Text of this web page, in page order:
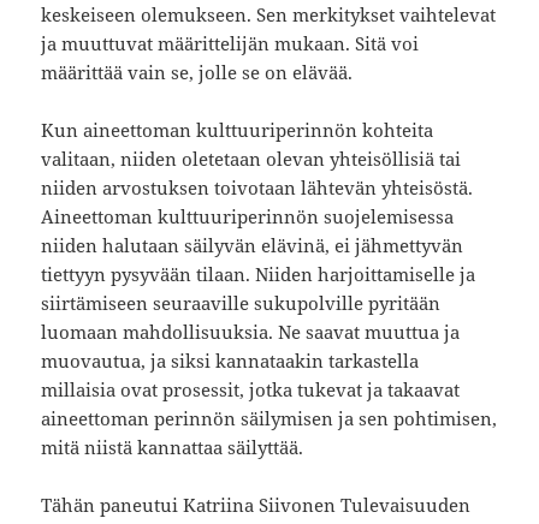
keskeiseen olemukseen. Sen merkitykset vaihtelevat
ja muuttuvat määrittelijän mukaan. Sitä voi
määrittää vain se, jolle se on elävää.
Kun aineettoman kulttuuriperinnön kohteita
valitaan, niiden oletetaan olevan yhteisöllisiä tai
niiden arvostuksen toivotaan lähtevän yhteisöstä.
Aineettoman kulttuuriperinnön suojelemisessa
niiden halutaan säilyvän elävinä, ei jähmettyvän
tiettyyn pysyvään tilaan. Niiden harjoittamiselle ja
siirtämiseen seuraaville sukupolville pyritään
luomaan mahdollisuuksia. Ne saavat muuttua ja
muovautua, ja siksi kannataakin tarkastella
millaisia ovat prosessit, jotka tukevat ja takaavat
aineettoman perinnön säilymisen ja sen pohtimisen,
mitä niistä kannattaa säilyttää.
Tähän paneutui Katriina Siivonen Tulevaisuuden